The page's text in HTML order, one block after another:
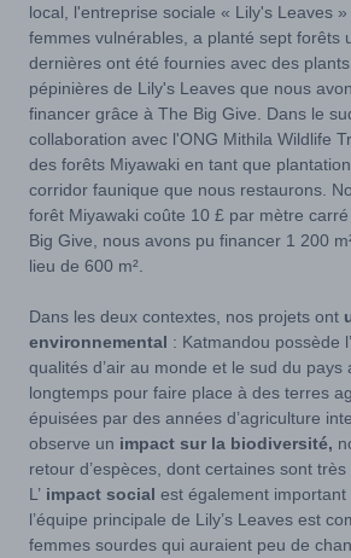
local, l'entreprise sociale « Lily's Leaves
femmes vulnérables, a planté sept forêts
dernières ont été fournies avec des
pépinières de Lily's Leaves que nous
financer grâce à The Big Give. Dans le
collaboration avec l'ONG Mithila Wildlife
des forêts Miyawaki en tant que
corridor faunique que nous restaurons.
forêt Miyawaki coûte 10 £ par mètre
Big Give, nous avons pu financer 1 200
lieu de 600 m².
Dans les deux contextes, nos projets ont
environnemental : Katmandou possède
qualités d’air au monde et le sud du
longtemps pour faire place à des terres
épuisées par des années d’agriculture
observe un impact sur la biodiversité,
retour d’espèces, dont certaines sont très
L’ impact social est également important
l’équipe principale de Lily’s Leaves est
femmes sourdes qui auraient peu de